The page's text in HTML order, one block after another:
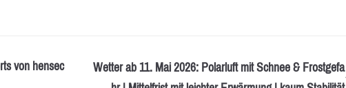
von hensec
Wetter ab 11. Mai 2026: Polarluft mit Schnee & Frostgefa